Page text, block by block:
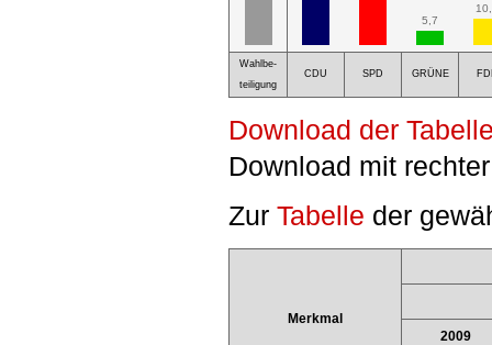
5,7
Wahlbe-
teiligung
CDU SPD GRÜNE
Download der
Download mit
ZurTabelle der
Merkmal
2009